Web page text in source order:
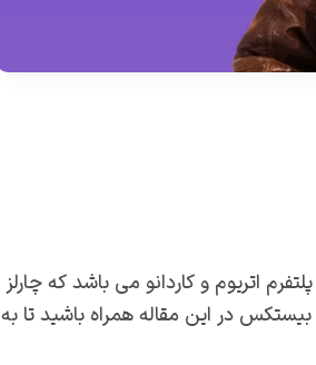
اتریوم و کاردانو می باشد که چارلز
در این مقاله همراه باشید تا به